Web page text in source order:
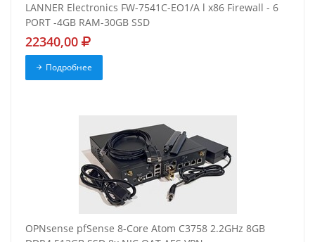
LANNER Electronics FW-7541C-EO1/A l x86 Firewall - 6
PORT -4GB RAM-30GB SSD
22340,00
Подробнее
OPNsense pfSense 8-Core Atom C3758 2.2GHz 8GB